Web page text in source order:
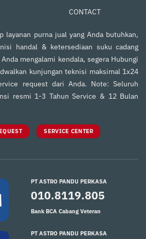
CONTACT
layanan purna jual yang Anda butuhkan,
handal & ketersediaan suku cadang
mengalami kendala, segera Hubungi
kunjungan teknisi maksimal 1x24
request dari Anda. Note: Seluruh
resmi 1-3 Tahun Service & 12 Bulan
SERVICE CENTER
PT ASTRO PANDU PERKASA
010.8119.805
Bank BCA Cabang Veteran
PT ASTRO PANDU PERKASA